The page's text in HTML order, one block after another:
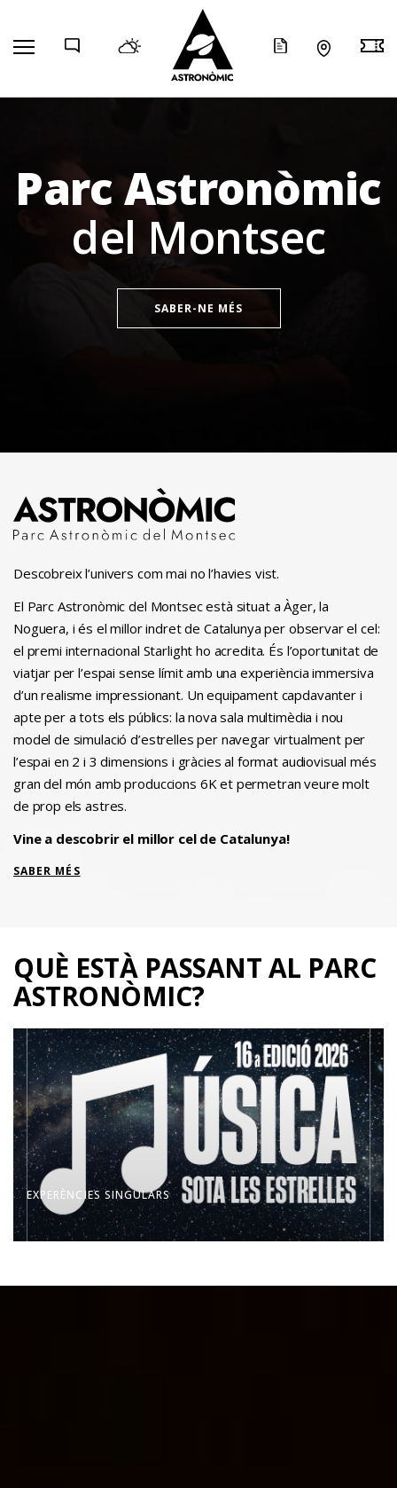
Parc Astronòmic
del Montsec
SABER-NE MÉS
Descobreix l’univers com mai no l’havies vist.
El Parc Astronòmic del Montsec està situat a Àger, la
Noguera, i és el millor indret de Catalunya per observar el cel:
el premi internacional Starlight ho acredita. És l’oportunitat de
viatjar per l’espai sense límit amb una experiència immersiva
d’un realisme impressionant. Un equipament capdavanter i
apte per a tots els públics: la nova sala multimèdia i nou
model de simulació d’estrelles per navegar virtualment per
l’espai en 2 i 3 dimensions i gràcies al format audiovisual més
gran del món amb produccions 6K et permetran veure molt
de prop els astres.
Vine a descobrir el millor cel de Catalunya!
SABER MÉS
QUÈ ESTÀ PASSANT AL PARC
ASTRONÒMIC?
EXPERÈNCIES SINGULARS